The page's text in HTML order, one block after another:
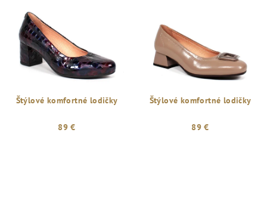
Štýlové komfortné lodičky
89 €
Štýlové komfortné lodičky
89 €